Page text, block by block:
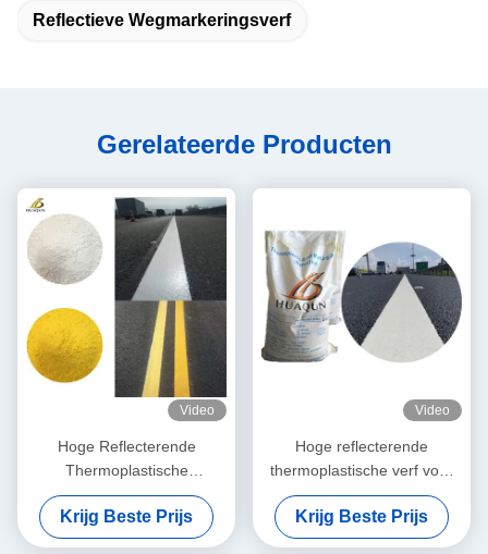
Reflectieve Wegmarkeringsverf
Gerelateerde Producten
Video
Hoge Reflecterende
Thermoplastische
Wegenverf met Snelle
Droging en Aanpasbare
Kleuren
Krijg Beste Prijs
Video
Hoge reflecterende
thermoplastische verf voor
duurzame en
weerbestendige
wegmarkering
Krijg Beste Prijs